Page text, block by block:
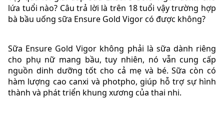
lứa tuổi nào? Câu trả lời là trên 18 tuổi vậy trường hợp
bà bầu uống sữa Ensure Gold Vigor có được không?
Sữa Ensure Gold Vigor không phải là sữa dành riêng
cho phụ nữ mang bầu, tuy nhiên, nó vẫn cung cấp
nguồn dinh dưỡng tốt cho cả mẹ và bé. Sữa còn có
hàm lượng cao canxi và photpho, giúp hỗ trợ sự hình
thành và phát triển khung xương của thai nhi.